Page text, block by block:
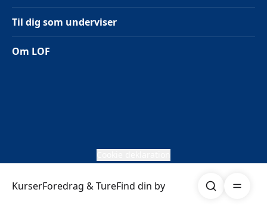
KurserForedrag & TureFind din by Søg
Til dig som underviser
Om LOF